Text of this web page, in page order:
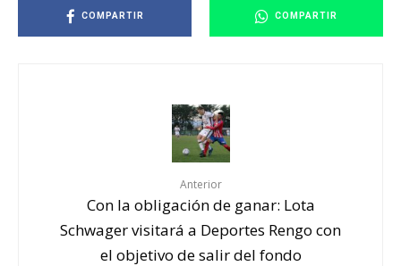
COMPARTIR COMPARTIR
Anterior
Con la obligación de ganar: Lota
Schwager visitará a Deportes Rengo con
el objetivo de salir del fondo